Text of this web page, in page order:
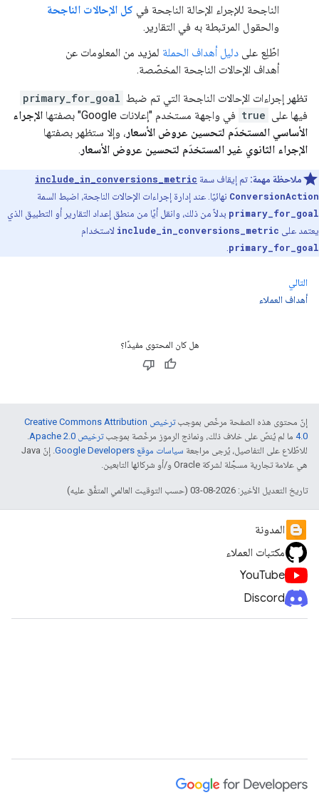
الناجحة للإجراء الإحالة الناجحة في كل الإحالات الناجحة
والحقول المرتبطة به في التقارير.
اطّلِع على دليل أهداف الحملة لمزيد من المعلومات عن
أهداف الإحالات الناجحة المخصّصة.
تظهر إجراءات الإحالات الناجحة التي تم ضبط primary_for_goal
فيها على true في واجهة مستخدم "إعلانات Google" بصفتها
الإجراء
الأساسي المستخدَم لتحسين عروض الأسعار ، وإلا ستظهر بصفتها
الإجراء الثانوي غير المستخدَم لتحسين عروض الأسعار .
ملاحظة مهمة: تم إيقاف سمة include_in_conversions_metric
ConversionAction نهائيًا. عند إدارة إجراءات الإحالات الناجحة، اضبط السمة
primary_for_goal بدلاً من ذلك، وانقل أيًا من منطق إعداد التقارير أو التطبيق الذي
يعتمد على include_in_conversions_metric لاستخدام
primary_for_goal
التالي
أهداف العملاء
هل كان المحتوى مفيدًا؟
إنّ محتوى هذه الصفحة مرخّص بموجب
ترخيص Creative Commons Attribution
4.0‏ ما لم يُنصّ على خلاف ذلك، ونماذج الرموز مرخّصة بموجبترخيص Apache 2.0‏
.
للاطّلاع على التفاصيل، يُرجى مراجعة سياسات موقع Google Developers‏
. إنّ Java
هي علامة تجارية مسجَّلة لشركة Oracle و/أو شركائها التابعين.
تاريخ التعديل الأخير: 2026-08-03 (حسب التوقيت العالمي المتفَّق عليه)
المدونة
مكتبات العملاء
YouTube
Discord